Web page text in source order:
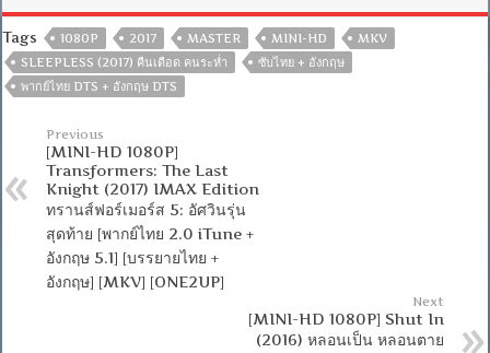
Tags 1080P 2017 MASTER MINI-HD
MKV
SLEEPLESS (2017) คืนเดือด คนระห่ำ
ซับไทย + อังกฤษ
พากย์ไทย DTS + อังกฤษ DTS
Previous
[MINI-HD 1080P]
Transformers: The Last
Knight (2017) IMAX Edition
ทรานส์ฟอร์เมอร์ส 5: อัศวินรุ่น
สุดท้าย [พากย์ไทย 2.0 iTune +
อังกฤษ 5.1] [บรรยายไทย +
อังกฤษ] [MKV] [ONE2UP]
Next
[MINI-HD 1080P] Shut In
(2016) หลอนเป็น หลอนตาย